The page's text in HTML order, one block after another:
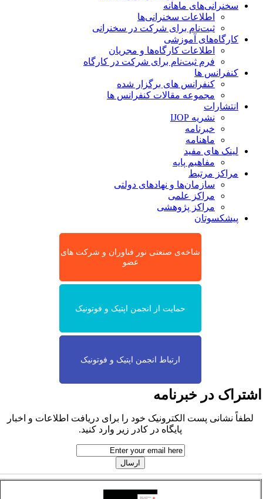
سخنرانی‌های ماهانه
اطلاعات سخنرانی‌‌ها
ثبت‌نام برای شرکت در سخنرانی
کارگاه‌های آموزشی
اطلاعات کارگاه‌ها و مجریان
فرم ثبت‌نام برای شرکت در کارگاه
کنفرانس ها
کنفرانس های برگزار شده
مجموعه مقالات کنفرانس ها
انتشارات
نشریه IJOP
خبرنامه
ماهنامه
لینک های مفید
مفاهیم پایه
مراکز مرتبط
سازمان‌ها و نهادهای دولتی
مراکز علمی
مراکز پژوهشی
پیشکسوتان
شاخه‌ی صنعتی نور فناوران و شرکت های
عضو
حمایت از انجمن اپتیک و فوتونیک
ارتباط انجمن اپتیک و فوتونیک
در خبرنامه
لطفاً نشانی پست الکترونیک خود را برای دریافت اطلاعات و اخبار
پایگاه در کادر زیر وارد کنید.